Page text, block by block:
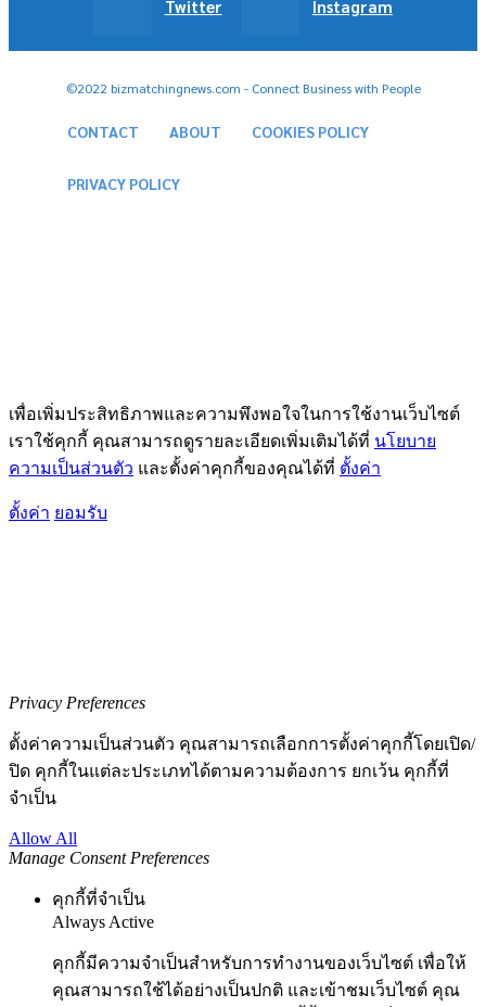
Twitter Instagram
©2022 bizmatchingnews.com - Connect Business with People
CONTACT ABOUT COOKIES POLICY
PRIVACY POLICY
เพื่อเพิ่มประสิทธิภาพและความพึงพอใจในการใช้งานเว็บไซต์
เราใช้คุกกี้ คุณสามารถดูรายละเอียดเพิ่มเติมได้ที่ นโยบาย
ความเป็นส่วนตัว และตั้งค่าคุกกี้ของคุณได้ที่ ตั้งค่า
ตั้งค่า ยอมรับ
Privacy Preferences
ตั้งค่าความเป็นส่วนตัว คุณสามารถเลือกการตั้งค่าคุกกี้โดยเปิด/
ปิด คุกกี้ในแต่ละประเภทได้ตามความต้องการ ยกเว้น คุกกี้ที่
จำเป็น
Allow All
Manage Consent Preferences
คุกกี้ที่จำเป็น
Always Active
คุกกี้มีความจำเป็นสำหรับการทำงานของเว็บไซต์ เพื่อให้
คุณสามารถใช้ได้อย่างเป็นปกติ และเข้าชมเว็บไซต์ คุณ